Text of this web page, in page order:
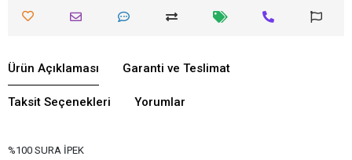
Ürün Açıklaması Garanti ve Teslimat
Taksit Seçenekleri Yorumlar
%100 SURA İPEK